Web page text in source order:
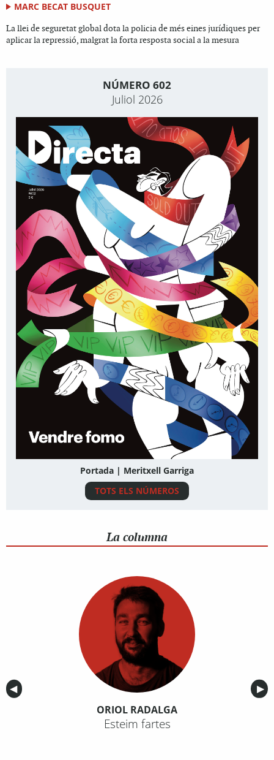
MARC BECAT BUSQUET
La llei de seguretat global dota la policia de més eines jurídiques per
aplicar la repressió, malgrat la forta resposta social a la mesura
NÚMERO 602
Juliol 2026
Portada | Meritxell Garriga
TOTS ELS NÚMEROS
La columna
Anterior
◀︎ ▶︎
ORIOL RADALGA
Esteim fartes